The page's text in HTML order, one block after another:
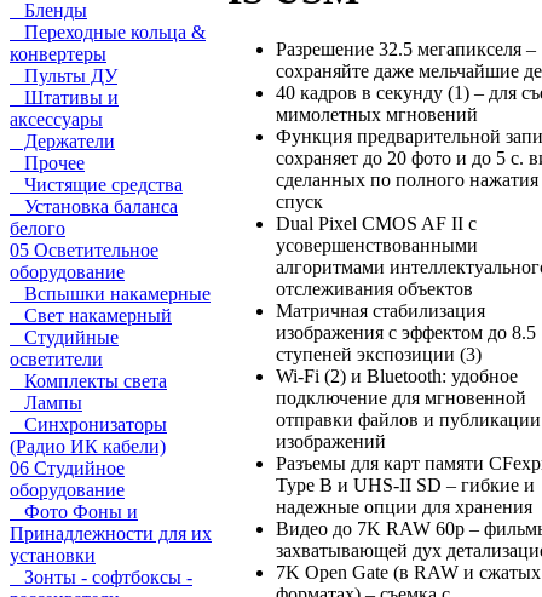
Бленды
Переходные кольца &
конвертеры
Пульты ДУ
Штативы и
аксессуары
Держатели
Прочее
Чистящие средства
Установка баланса
белого
05 Осветительное
оборудование
Вспышки накамерные
Свет накамерный
Студийные
осветители
Комплекты света
Лампы
Синхронизаторы
(Радио ИК кабели)
06 Студийное
оборудование
Фото Фоны и
Принадлежности для их
установки
Зонты - софтбоксы -
Разрешение 32.5 мегапикселя –
сохраняйте даже мельчайшие
40 кадров в секунду (1) – для
мимолетных мгновений
Функция предварительной
сохраняет до 20 фото и до 5 с.
сделанных по полного нажатия
спуск
Dual Pixel CMOS AF II с
усовершенствованными
алгоритмами
отслеживания объектов
Матричная стабилизация
изображения с эффектом до 8.5
ступеней экспозиции (3)
Wi-Fi (2) и Bluetooth: удобное
подключение для мгновенной
отправки файлов и публикации
изображений
Разъемы для карт памяти
Type B и UHS-II SD – гибкие и
надежные опции для хранения
Видео до 7K RAW 60p –
захватывающей дух
7K Open Gate (в RAW и сжатых